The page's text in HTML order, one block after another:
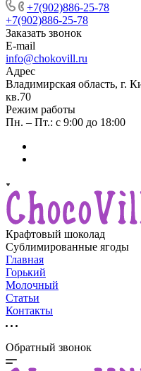
+7(902)886-25-78
+7(902)886-25-78
Заказать звонок
E-mail
info@chokovill.ru
Адрес
Владимирская область, г.
кв.70
Режим работы
Пн. – Пт.: с 9:00 до 18:00
Крафтовый шоколад
Сублимированные ягоды
Главная
Горький
Молочный
Статьи
Контакты
Обратный звонок